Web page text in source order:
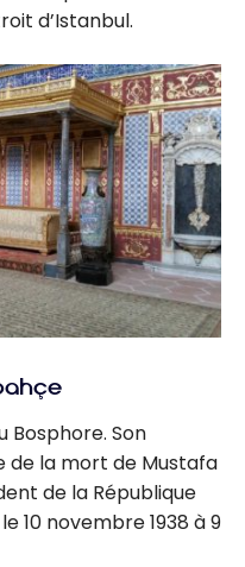
d’Istanbul.
Bosphore. Son
de la mort de Mustafa
de la République
10 novembre 1938 à 9